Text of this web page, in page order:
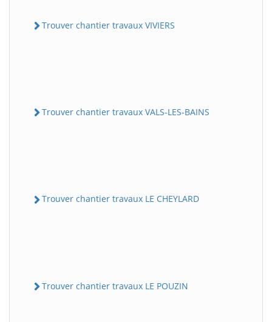
Trouver chantier travaux VIVIERS
Trouver chantier travaux VALS-LES-BAINS
Trouver chantier travaux LE CHEYLARD
Trouver chantier travaux LE POUZIN